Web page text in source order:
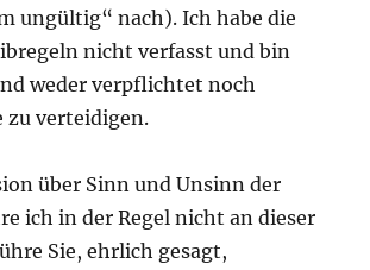
ungültig“ nach). Ich habe die
nicht verfasst und bin
weder verpflichtet noch
zu verteidigen.
über Sinn und Unsinn der
ich in der Regel nicht an dieser
Sie, ehrlich gesagt,